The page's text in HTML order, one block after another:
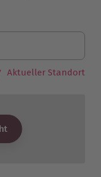
von zu
ist garantiert für
Aktueller Standort